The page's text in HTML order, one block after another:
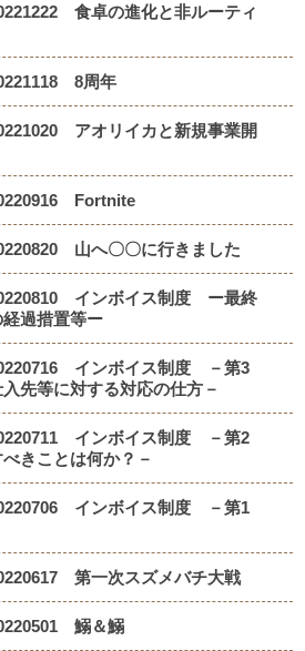
食卓の進化と非ルーティ
8周年
アオリイカと新規事業開
Fortnite
山へ〇〇に行きました
インボイス制度 ー最終
過措置等ー
インボイス制度 －第3
先等に対する対応の仕方－
インボイス制度 －第2
きことは何か？－
インボイス制度 －第1
第一次スズメバチ大戦
鰯＆鰯